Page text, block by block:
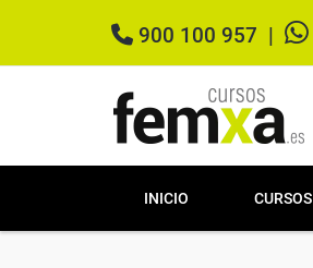
900 100 957
INICIO CURSOS